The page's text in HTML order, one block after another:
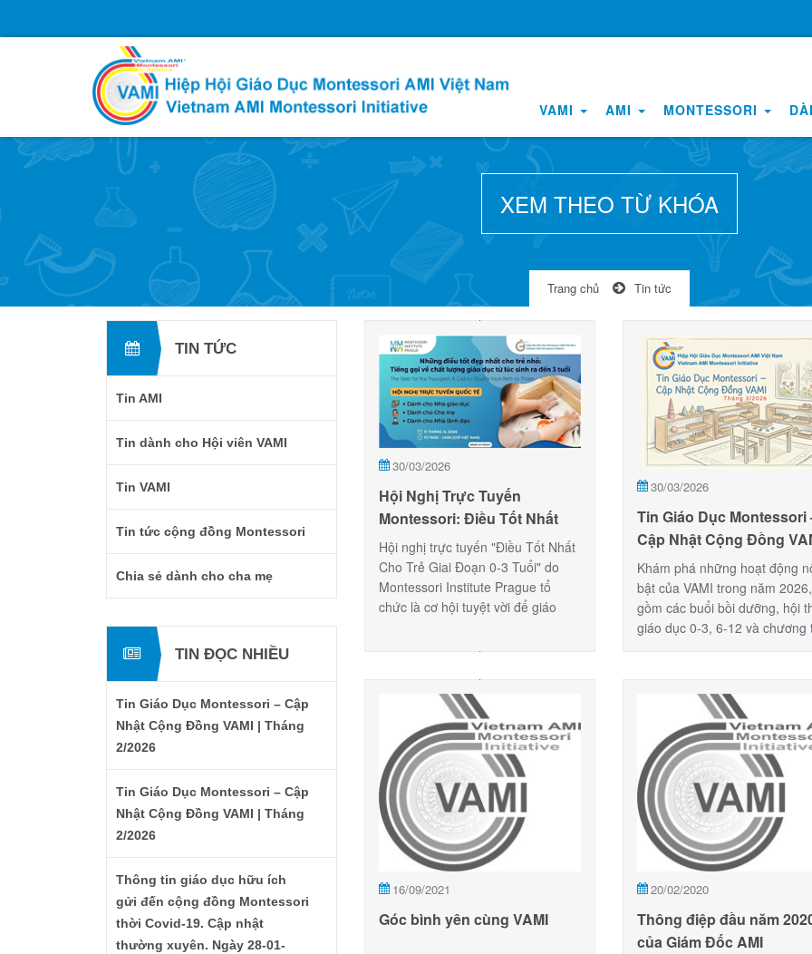
VAMI AMI MONTESSORI
XEM THEO TỪ KHÓA
Trang chủ Tin tức
30/03/2026
Hội Nghị Trực Tuyến
Montessori: Điều Tốt Nhất
Cho Sự Phát Triển Của Trẻ
Từ Khi Sinh Ra Đến 3 Tuổi
Hội nghị trực tuyến "Điều Tốt Nhất
Cho Trẻ Giai Đoạn 0-3 Tuổi" do
Montessori Institute Prague tổ
chức là cơ hội tuyệt vời để giáo
phát triển của trẻ. Sự kiện quy tụ
cho hành trình đồng hành cùng
30/03/2026
Tin Giáo Dục Montessori
Cập Nhật Cộng Đồng
Tháng 3/2026
Khám phá những hoạt động
bật của VAMI trong năm
gồm các buổi bồi dưỡng, hội
giáo dục 0-3, 6-12 và chương
16/09/2021
Góc bình yên cùng VAMI
20/02/2020
Thông điệp đầu năm
của Giám Đốc AMI
TIN TỨC
Tin AMI
Tin dành cho Hội viên VAMI
Tin VAMI
Tin tức cộng đồng Montessori
Chia sẻ dành cho cha mẹ
TIN ĐỌC NHIỀU
Tin Giáo Dục Montessori – Cập
Nhật Cộng Đồng VAMI | Tháng
2/2026
Tin Giáo Dục Montessori – Cập
Nhật Cộng Đồng VAMI | Tháng
2/2026
Thông tin giáo dục hữu ích
gửi đến cộng đồng Montessori
thời Covid-19. Cập nhật
thường xuyên. Ngày 28-01-